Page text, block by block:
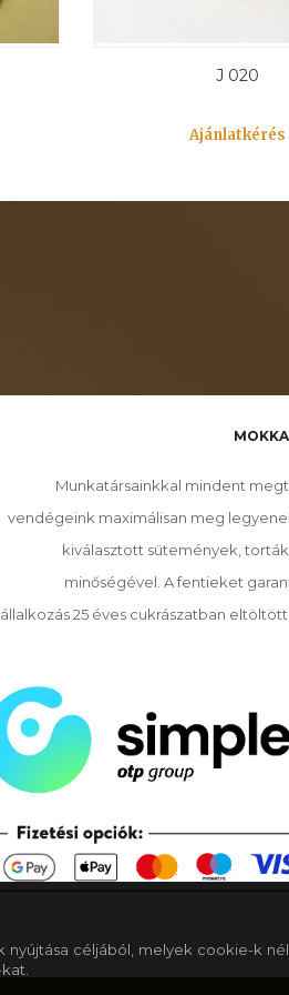
J 020
Ajánlatkérés
Munkatársainkkal mindent
vendégeink maximálisan meg
kiválasztott sütemények,
minőségével. A fentieket
25 éves cukrászatban
nyújtása céljából, melyek cookie-k